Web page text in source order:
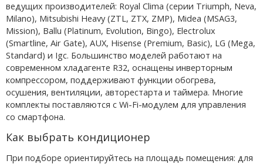
ведущих производителей: Royal Clima (серии Triumph, Neva,
Milano), Mitsubishi Heavy (ZTL, ZTX, ZMP), Midea (MSAG3,
Mission), Ballu (Platinum, Evolution, Bingo), Electrolux
(Smartline, Air Gate), AUX, Hisense (Premium, Basic), LG (Mega,
Standard) и Igc. Большинство моделей работают на
современном хладагенте R32, оснащены инверторным
компрессором, поддерживают функции обогрева,
осушения, вентиляции, авторестарта и таймера. Многие
комплекты поставляются с Wi-Fi-модулем для управления
со смартфона.
Как выбрать кондиционер
При подборе ориентируйтесь на площадь помещения: для